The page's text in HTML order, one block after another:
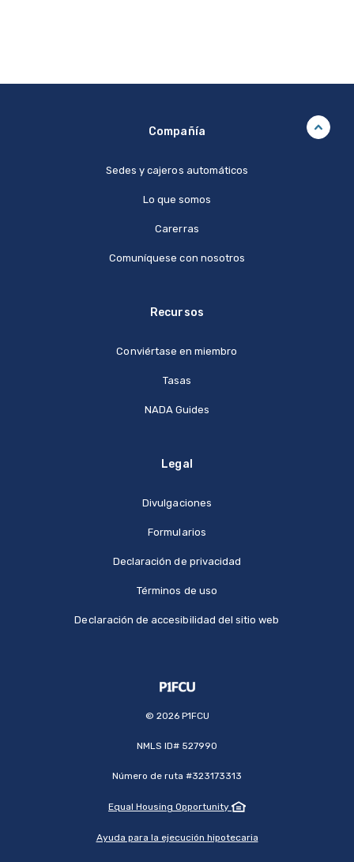
Compañía
Sedes y cajeros automáticos
Lo que somos
Carerras
Comuníquese con nosotros
Recursos
Conviértase en miembro
Tasas
NADA Guides
Legal
Divulgaciones
Formularios
Declaración de privacidad
Términos de uso
Declaración de accesibilidad del sitio web
© 2026P1FCU
NMLS ID# 527990
Número de ruta #323173313
Equal Housing Opportunity
Ayuda para la ejecución hipotecaria